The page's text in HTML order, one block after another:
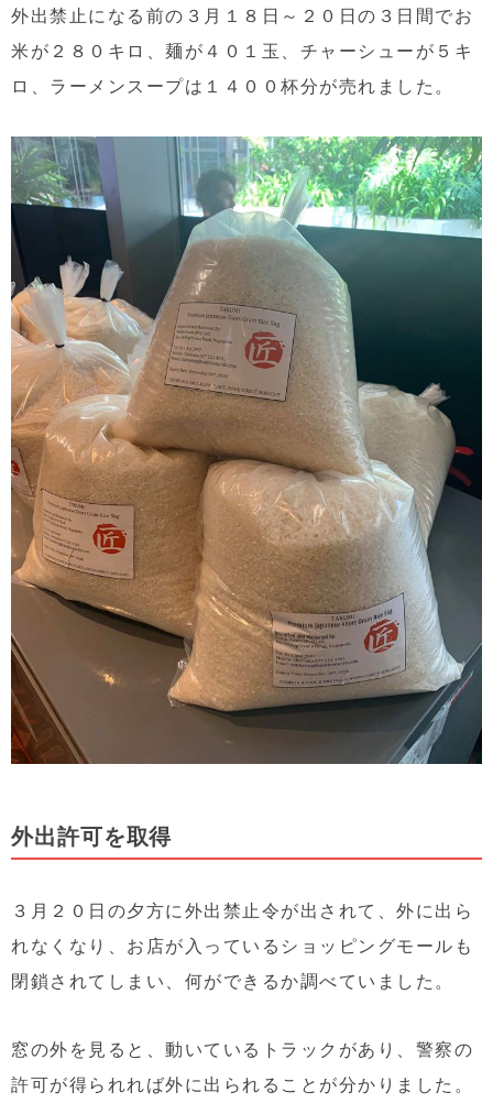
外出禁止になる前の３月１８日～２０日の３日間でお
米が２８０キロ、麺が４０１玉、チャーシューが５キ
ロ、ラーメンスープは１４００杯分が売れました。
外出許可を取得
３月２０日の夕方に外出禁止令が出されて、外に出ら
れなくなり、お店が入っているショッピングモールも
閉鎖されてしまい、何ができるか調べていました。
窓の外を見ると、動いているトラックがあり、警察の
許可が得られれば外に出られることが分かりました。